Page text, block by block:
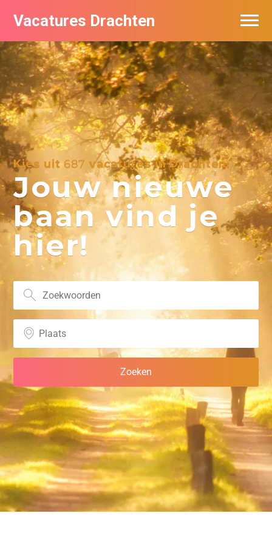
Vacatures Drachten
Kies uit687 vacatures in Drachten:
Jouw nieuwe
baan vind je
hier!
Vacatures per bedrijf in Drachten
De populairste vacatures in Drachten
Nieuwsbrief feed